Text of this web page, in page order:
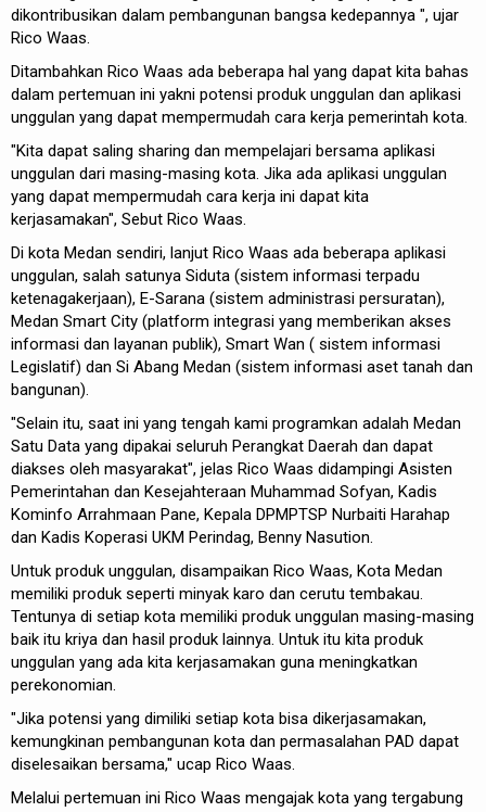
dikontribusikan dalam pembangunan bangsa kedepannya ", ujar
Rico Waas.
Ditambahkan Rico Waas ada beberapa hal yang dapat kita bahas
dalam pertemuan ini yakni potensi produk unggulan dan aplikasi
unggulan yang dapat mempermudah cara kerja pemerintah kota.
"Kita dapat saling sharing dan mempelajari bersama aplikasi
unggulan dari masing-masing kota. Jika ada aplikasi unggulan
yang dapat mempermudah cara kerja ini dapat kita
kerjasamakan", Sebut Rico Waas.
Di kota Medan sendiri, lanjut Rico Waas ada beberapa aplikasi
unggulan, salah satunya Siduta (sistem informasi terpadu
ketenagakerjaan), E-Sarana (sistem administrasi persuratan),
Medan Smart City (platform integrasi yang memberikan akses
informasi dan layanan publik), Smart Wan ( sistem informasi
Legislatif) dan Si Abang Medan (sistem informasi aset tanah dan
bangunan).
"Selain itu, saat ini yang tengah kami programkan adalah Medan
Satu Data yang dipakai seluruh Perangkat Daerah dan dapat
diakses oleh masyarakat", jelas Rico Waas didampingi Asisten
Pemerintahan dan Kesejahteraan Muhammad Sofyan, Kadis
Kominfo Arrahmaan Pane, Kepala DPMPTSP Nurbaiti Harahap
dan Kadis Koperasi UKM Perindag, Benny Nasution.
Untuk produk unggulan, disampaikan Rico Waas, Kota Medan
memiliki produk seperti minyak karo dan cerutu tembakau.
Tentunya di setiap kota memiliki produk unggulan masing-masing
baik itu kriya dan hasil produk lainnya. Untuk itu kita produk
unggulan yang ada kita kerjasamakan guna meningkatkan
perekonomian.
"Jika potensi yang dimiliki setiap kota bisa dikerjasamakan,
kemungkinan pembangunan kota dan permasalahan PAD dapat
diselesaikan bersama," ucap Rico Waas.
Melalui pertemuan ini Rico Waas mengajak kota yang tergabung